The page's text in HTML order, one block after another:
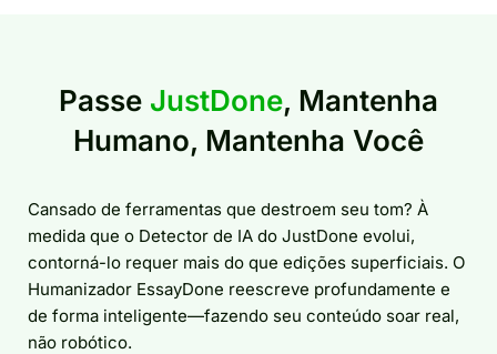
Passe JustDone, Mantenha
Humano, Mantenha Você
Cansado de ferramentas que destroem seu tom? À
medida que o Detector de IA do JustDone evolui,
contorná-lo requer mais do que edições superficiais. O
Humanizador EssayDone reescreve profundamente e
de forma inteligente—fazendo seu conteúdo soar real,
não robótico.